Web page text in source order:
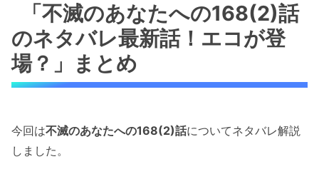
「不滅のあなたへの168(2)話
のネタバレ最新話！エコが登
場？」まとめ
今回は不滅のあなたへの168(2)話についてネタバレ解説
しました。